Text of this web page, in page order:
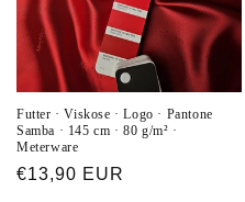
Futter · Viskose · Logo · Pantone
Samba · 145 cm · 80 g/m² ·
Meterware
Normaler
€13,90 EUR